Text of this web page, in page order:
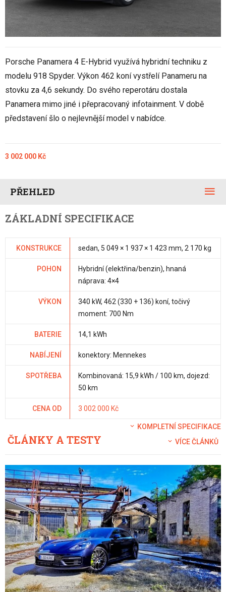
Porsche Panamera 4 E-Hybrid využívá hybridní techniku z
modelu 918 Spyder. Výkon 462 koní vystřelí Panameru na
stovku za 4,6 sekundy. Do svého reperotáru dostala
Panamera mimo jiné i přepracovaný infotainment. V době
představení šlo o nejlevnější model v nabídce.
3 002 000 Kč
PŘEHLED
ZÁKLADNÍ SPECIFIKACE
KONSTRUKCE sedan, 5 049 × 1 937 × 1 423 mm, 2 170 kg
POHON
Hybridní (elektřina/benzin), hnaná
náprava: 4×4
VÝKON
340 kW, 462 (330 + 136) koní, točivý
moment: 700 Nm
BATERIE 14,1 kWh
NABÍJENÍ konektory: Mennekes
SPOTŘEBA
Kombinovaná: 15,9 kWh / 100 km, dojezd:
50 km
CENA OD 3 002 000 Kč
KOMPLETNÍ SPECIFIKACE
ČLÁNKY A TESTY VÍCE ČLÁNKŮ